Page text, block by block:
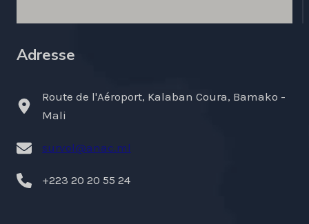
Adresse
Route de l'Aéroport, Kalaban Coura, Bamako -
Mali
survol@anac.ml
+223 20 20 55 24